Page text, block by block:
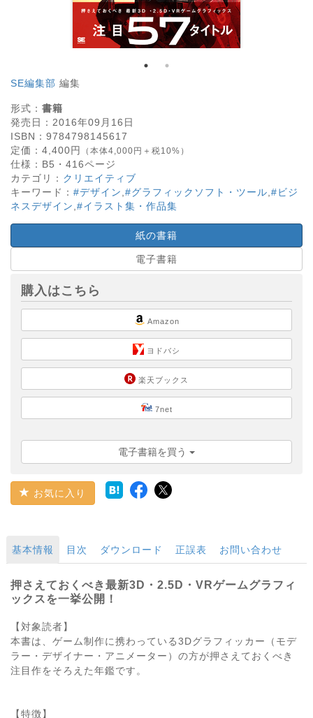
SE編集部 編集
形式： 書籍
発売日： 2016年09月16日
ISBN： 9784798145617
定価： 4,400円 （本体4,000円＋税10%）
仕様： B5・ 416ページ
カテゴリ： クリエイティブ
キーワード： #デザイン #グラフィックソフト・ツール #ビジ
ネスデザイン #イラスト集・作品集
紙の書籍
電子書籍
購入はこちら
Amazon
ヨドバシ
楽天ブックス
7net
電子書籍を買う
お気に入り
基本情報 目次 ダウンロード 正誤表 お問い合わせ
押さえておくべき最新3D・2.5D・VRゲームグラフィ
ックスを一挙公開！
【対象読者】
本書は、ゲーム制作に携わっている3Dグラフィッカー（モデ
ラー・デザイナー・アニメーター）の方が押さえておくべき
注目作をそろえた年鑑です。
【特徴】